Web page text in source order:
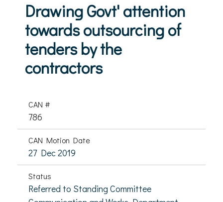
Drawing Govt' attention
towards outsourcing of
tenders by the
contractors
CAN #
786
CAN Motion Date
27 Dec 2019
Status
Referred to Standing Committee